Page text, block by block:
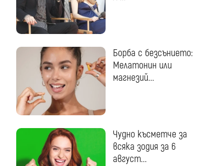
Борба с безсънието:
Мелатонин или
магнезий...
Чудно късметче за
всяка зодия за 6
август...